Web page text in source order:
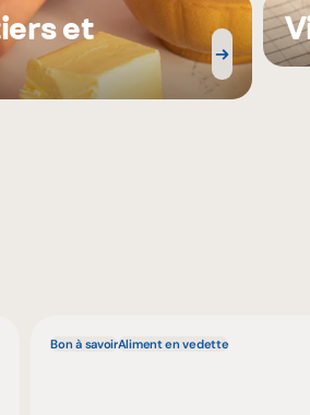
et
Bon à savoirAliment en vedette